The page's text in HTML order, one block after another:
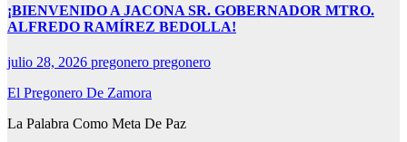
¡BIENVENIDO A JACONA SR. GOBERNADOR MTRO.
ALFREDO RAMÍREZ BEDOLLA!
julio 28, 2026 pregonero pregonero
El Pregonero De Zamora
La Palabra Como Meta De Paz